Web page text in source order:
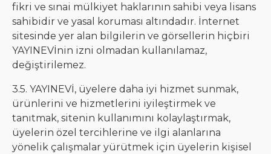
fikri ve sınai mülkiyet haklarının sahibi veya lisans
sahibidir ve yasal koruması altındadır. İnternet
sitesinde yer alan bilgilerin ve görsellerin hiçbiri
YAYINEVİnin izni olmadan kullanılamaz,
değiştirilemez.
3.5. YAYINEVİ, üyelere daha iyi hizmet sunmak,
ürünlerini ve hizmetlerini iyileştirmek ve
tanıtmak, sitenin kullanımını kolaylaştırmak,
üyelerin özel tercihlerine ve ilgi alanlarına
yönelik çalışmalar yürütmek için üyelerin kişisel